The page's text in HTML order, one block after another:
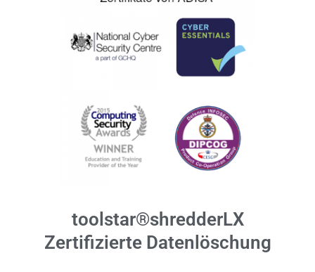
toolstar®shredderLX
Zertifizierte Datenlöschung